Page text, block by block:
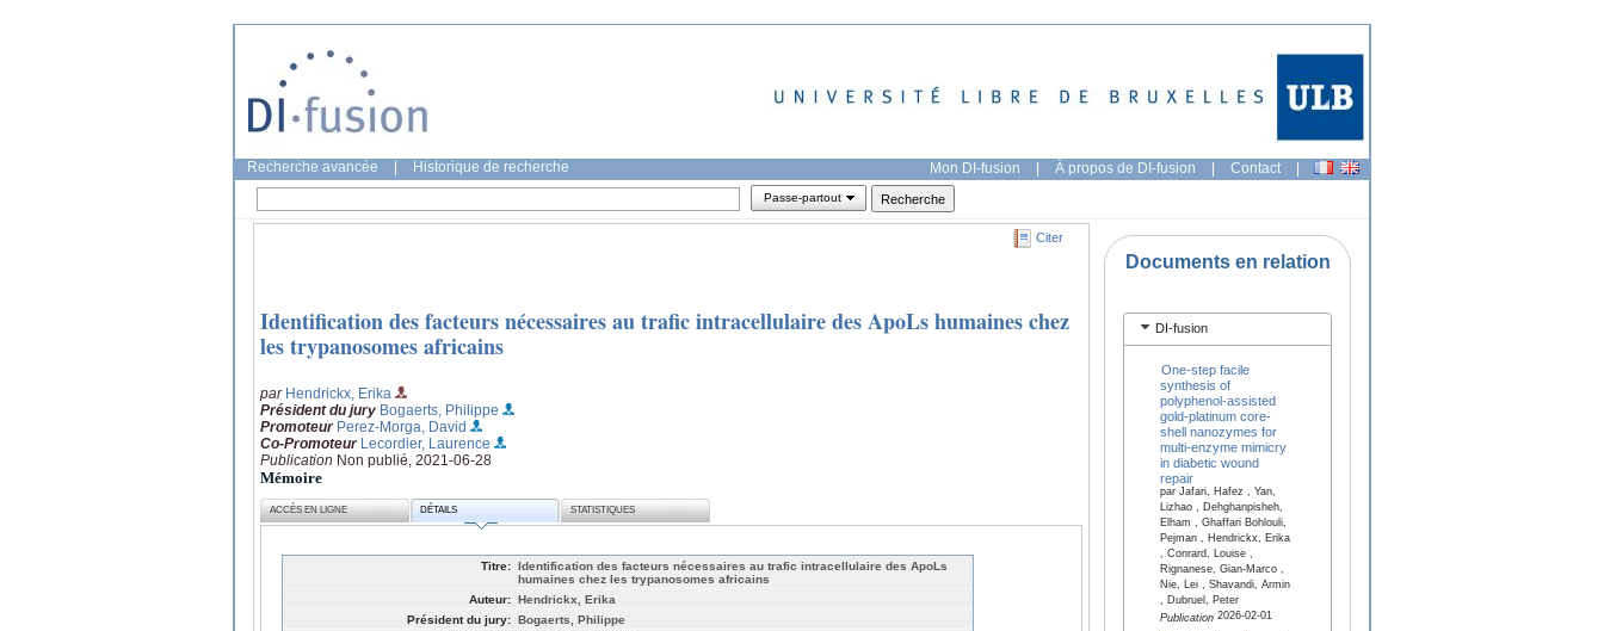
Recherche avancée Historique de recherche Mon DI-fusion | À propos de DI-fusion | Contact |
Passe-partout
Citer
Identification des facteurs nécessaires au trafic intracellulaire des ApoLs humaines chez
les trypanosomes africains
par Hendrickx, Erika
Président du jury Bogaerts, Philippe
Promoteur Perez-Morga, David
Co-Promoteur Lecordier, Laurence
Publication Non publié, 2021-06-28
Mémoire
ACCÈS EN LIGNE DÉTAILS STATISTIQUES
Titre: Identification des facteurs nécessaires au trafic intracellulaire des ApoLs
humaines chez les trypanosomes africains
Auteur: Hendrickx, Erika
Président du jury: Bogaerts, Philippe
Documents en relation
DI-fusion
One-step facile
synthesis of
polyphenol-assisted
gold-platinum core-
shell nanozymes for
multi-enzyme mimicry
in diabetic wound
repair
par Jafari, Hafez , Yan,
Lizhao , Dehghanpisheh,
Elham , Ghaffari Bohlouli,
Pejman , Hendrickx, Erika
, Conrard, Louise ,
Rignanese, Gian-Marco ,
Nie, Lei , Shavandi, Armin
, Dubruel, Peter
Publication2026-02-01